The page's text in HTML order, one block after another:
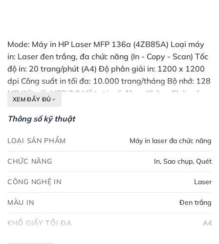
Mode: Máy in HP Laser MFP 136a (4ZB85A) Loại máy
in: Laser đen trắng, đa chức năng (In - Copy - Scan) Tốc
độ in: 20 trang/phút (A4) Độ phân giải in: 1200 x 1200
dpi Công suất in tối đa: 10.000 trang/tháng Bộ nhớ: 128
MB Kết nối: USB 2.0 Hỗ trợ in di động: Không Chức năng
năng copy: Tốc độ 20 trang/phút, phóng to/thu nhỏ 25%
Loại hộp mực: HP 110A (W1112A), in được ~1.500
trang Hệ điều hành tương thích: Windows, MacOS,
Linux Kích thước: 406 x 359,6 x 253 mm Trọng lượng:
7,46 kg Tiết kiệm điện: Công nghệ HP Auto-On/Auto-Off
Ưu điểm: Nhỏ gọn, in không dây, chi phí thấp, dễ sử
dụng Nhược điểm: Chỉ in đơn sắc, không in 2 mặt tự
động, không có ADF Phù hợp cho văn phòng nhỏ, hộ kinh
doanh, người dùng cá nhân cần in tài liệu cơ bản. 🚀
XEM ĐẦY ĐỦ
Thông số kỹ thuật
LOẠI SẢN PHẨM Máy in laser đa chức năng
CHỨC NĂNG In, Sao chụp, Quét
CÔNG NGHỆ IN Laser
MÀU IN Đen trắng
KHỔ GIẤY TỐI ĐA A4